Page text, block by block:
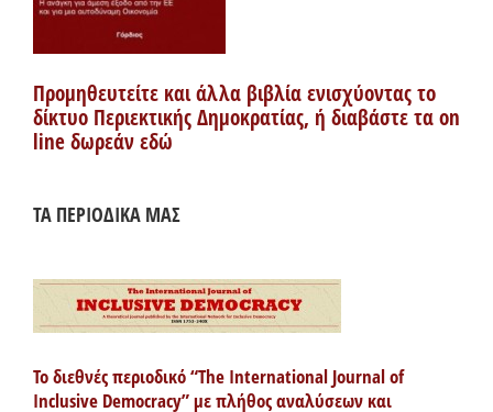
Προμηθευτείτε και άλλα βιβλία ενισχύοντας το
δίκτυο Περιεκτικής Δημοκρατίας, ή διαβάστε τα on
line δωρεάν εδώ
ΤΑ ΠΕΡΙΟΔΙΚΑ ΜΑΣ
Το διεθνές περιοδικό “The International Journal of
Inclusive Democracy” με πλήθος αναλύσεων και